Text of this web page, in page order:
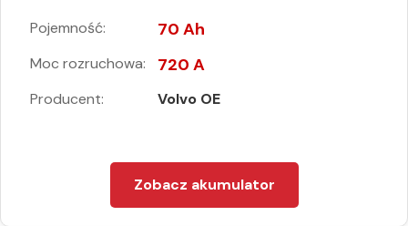
Pojemność: 70 Ah
Moc rozruchowa: 720 A
Producent: Volvo OE
Zobacz akumulator